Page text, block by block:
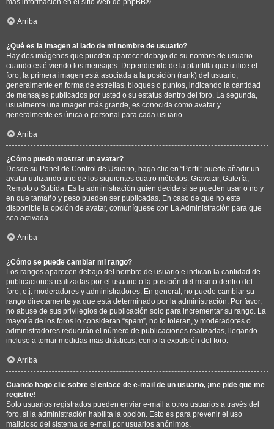
Arriba
¿Qué es la imagen al lado de mi nombre de usuario?
Hay dos imágenes que pueden aparecer debajo de su nombre de usuario
cuando esté viendo los mensajes. Dependiendo de la plantilla que utilice el
foro, la primera imagen está asociada a la posición (rank) del usuario,
generalmente en forma de estrellas, bloques o puntos, indicando la cantidad
de mensajes publicados por usted o su estatus dentro del foro. La segunda,
usualmente una imagen más grande, es conocida como avatar y
generalmente es única o personal para cada usuario.
Arriba
¿Cómo puedo mostrar un avatar?
Desde su Panel de Control de Usuario, haga clic en “Perfil” puede añadir un
avatar utilizando uno de los siguientes cuatro métodos: Gravatar, Galería,
Remoto o Subida. Es la administración quien decide si se pueden usar o no y
en que tamaño y peso pueden ser publicadas. En caso de que no este
disponible la opción de avatar, comuníquese con La Administración para que
sea activada.
Arriba
¿Cómo se puede cambiar mi rango?
Los rangos aparecen debajo del nombre de usuario e indican la cantidad de
publicaciones realizadas por el usuario o la posición del mismo dentro del
foro, e.j. moderadores y administradores. En general, no puede cambiar su
rango directamente ya que está determinado por la administración. Por favor,
no abuse de sus privilegios de publicación solo para incrementar su rango. La
mayoría de los foros lo consideran “spam”, no lo toleran, y moderadores o
administradores reducirán el número de publicaciones realizadas, llegando
incluso a tomar medidas mas drásticas, como la expulsión del foro.
Arriba
Cuando hago clic sobre el enlace de e-mail de un usuario, ¡me pide que me
registre!
Solo usuarios registrados pueden enviar e-mail a otros usuarios a través del
foro, si la administración habilita la opción. Esto es para prevenir el uso
malicioso del sistema de e-mail por usuarios anónimos.